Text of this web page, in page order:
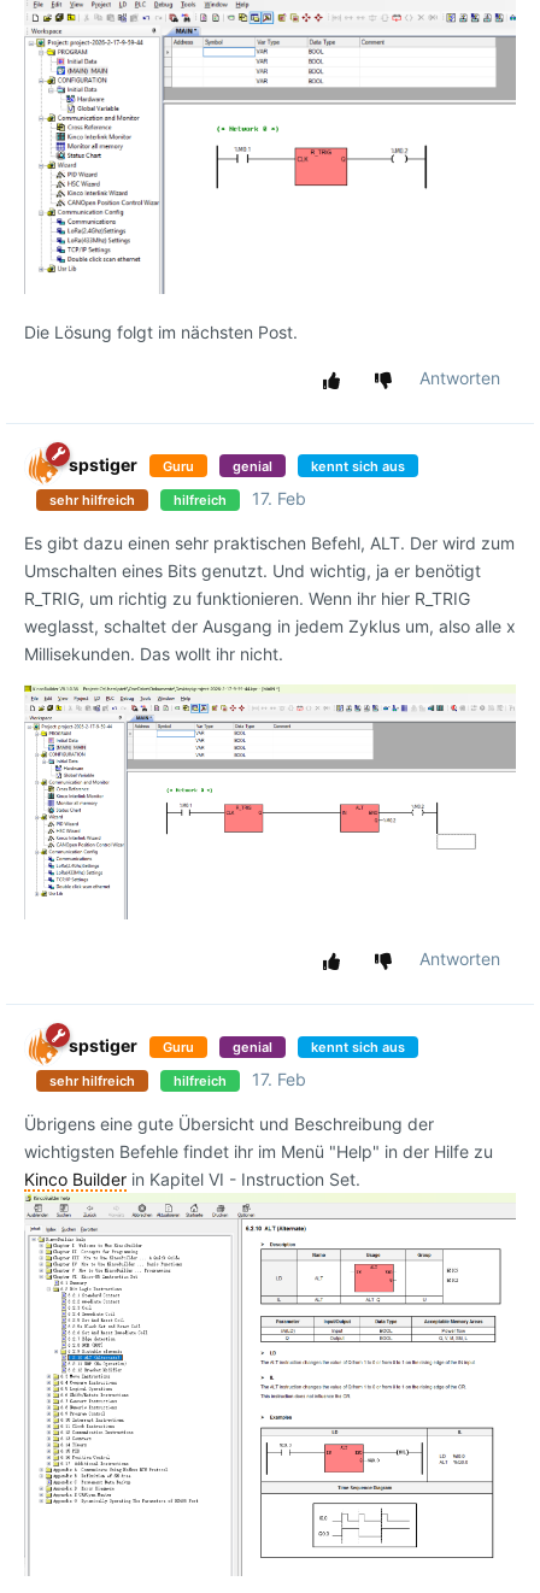
Die Lösung folgt im nächsten Post.
Antworten
spstiger Guru genial kennt sich aus
sehr hilfreich hilfreich 17. Feb
Es gibt dazu einen sehr praktischen Befehl, ALT. Der wird zum
Umschalten eines Bits genutzt. Und wichtig, ja er benötigt
R_TRIG, um richtig zu funktionieren. Wenn ihr hier R_TRIG
weglasst, schaltet der Ausgang in jedem Zyklus um, also alle x
Millisekunden. Das wollt ihr nicht.
Antworten
spstiger Guru genial kennt sich aus
sehr hilfreich hilfreich 17. Feb
Übrigens eine gute Übersicht und Beschreibung der
wichtigsten Befehle findet ihr im Menü "Help" in der Hilfe zu
Kinco Builder in Kapitel VI - Instruction Set.